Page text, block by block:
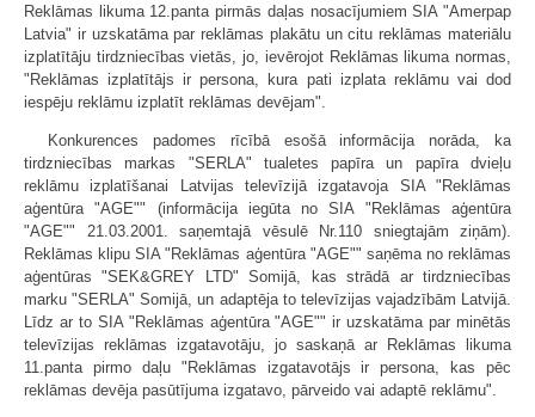
Reklāmas likuma 12.panta pirmās daļas nosacījumiem SIA "Amerpap
Latvia" ir uzskatāma par reklāmas plakātu un citu reklāmas materiālu
izplatītāju tirdzniecības vietās, jo, ievērojot Reklāmas likuma normas,
"Reklāmas izplatītājs ir persona, kura pati izplata reklāmu vai dod
iespēju reklāmu izplatīt reklāmas devējam".
Konkurences padomes rīcībā esošā informācija norāda, ka
tirdzniecības markas "SERLA" tualetes papīra un papīra dvieļu
reklāmu izplatīšanai Latvijas televīzijā izgatavoja SIA "Reklāmas
aģentūra "AGE"" (informācija iegūta no SIA "Reklāmas aģentūra
"AGE"" 21.03.2001. saņemtajā vēsulē Nr.110 sniegtajām ziņām).
Reklāmas klipu SIA "Reklāmas aģentūra "AGE"" saņēma no reklāmas
aģentūras "SEK&GREY LTD" Somijā, kas strādā ar tirdzniecības
marku "SERLA" Somijā, un adaptēja to televīzijas vajadzībām Latvijā.
Līdz ar to SIA "Reklāmas aģentūra "AGE"" ir uzskatāma par minētās
televīzijas reklāmas izgatavotāju, jo saskaņā ar Reklāmas likuma
11.panta pirmo daļu "Reklāmas izgatavotājs ir persona, kas pēc
reklāmas devēja pasūtījuma izgatavo, pārveido vai adaptē reklāmu".